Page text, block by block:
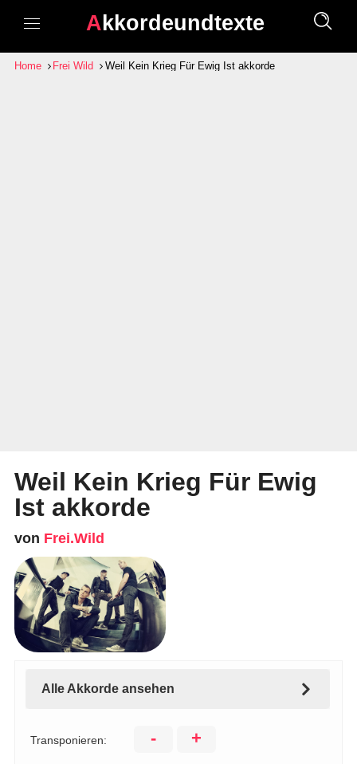
Akkordeundtexte
Home Frei Wild Weil Kein Krieg Für Ewig Ist akkorde
Weil Kein Krieg Für Ewig
Ist akkorde
von Frei.Wild
Alle Akkorde ansehen
Transponieren: - +